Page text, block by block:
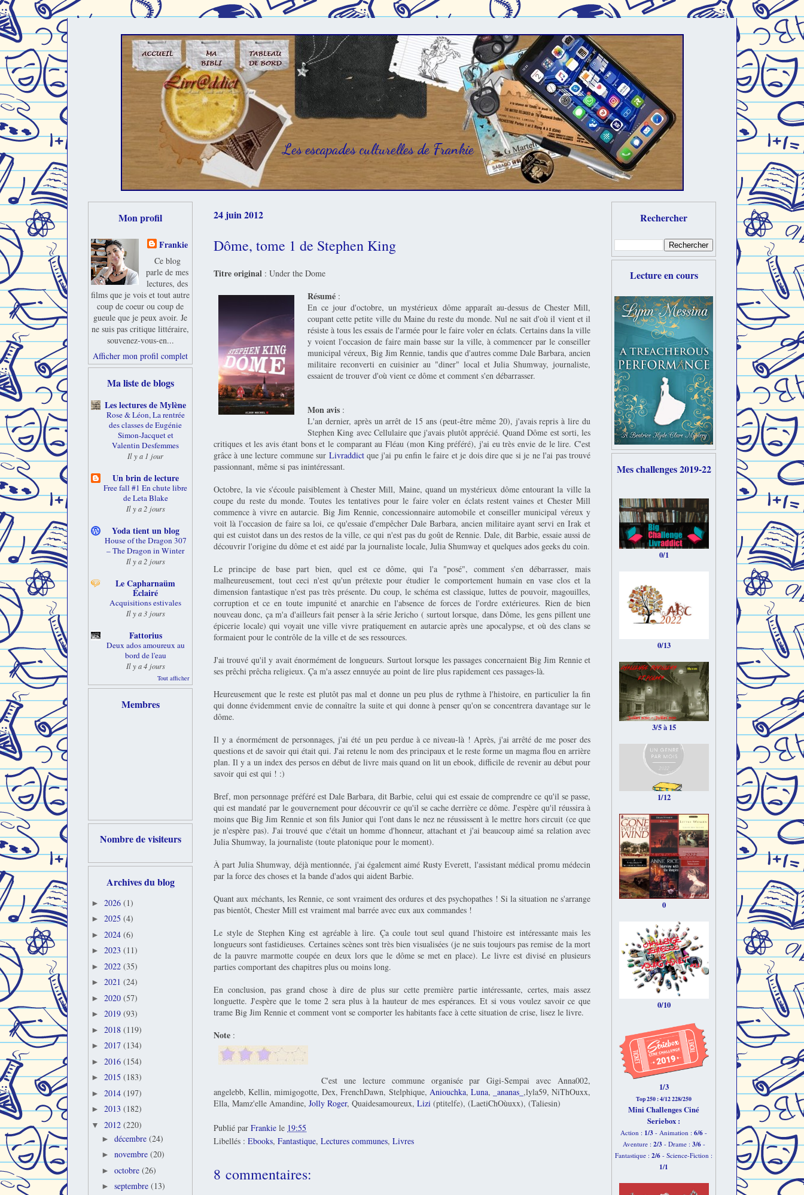
Les escapades culturelles de Frankie
24 juin 2012
Dôme, tome 1 de Stephen King
Titre original : Under the Dome
Résumé :
En ce jour d'octobre, un mystérieux dôme apparaît au-dessus de Chester Mill,
coupant cette petite ville du Maine du reste du monde. Nul ne sait d'où il vient et il
résiste à tous les essais de l'armée pour le faire voler en éclats. Certains dans la ville
y voient l'occasion de faire main basse sur la ville, à commencer par le conseiller
municipal véreux, Big Jim Rennie, tandis que d'autres comme Dale Barbara, ancien
militaire reconverti en cuisinier au "diner" local et Julia Shumway, journaliste,
essaient de trouver d'où vient ce dôme et comment s'en débarrasser.
Mon avis :
L'an dernier, après un arrêt de 15 ans (peut-être même 20), j'avais repris à lire du
Stephen King avec Cellulaire que j'avais plutôt apprécié. Quand Dôme est sorti, les
critiques et les avis étant bons et le comparant au Fléau (mon King préféré), j'ai eu très envie de le lire. C'est
grâce à une lecture commune sur Livraddictque j'ai pu enfin le faire et je dois dire que si je ne l'ai pas trouvé
passionnant, même si pas inintéressant.
Octobre, la vie s'écoule paisiblement à Chester Mill, Maine, quand un mystérieux dôme entourant la ville la
coupe du reste du monde. Toutes les tentatives pour le faire voler en éclats restent vaines et Chester Mill
commence à vivre en autarcie. Big Jim Rennie, concessionnaire automobile et conseiller municipal véreux y
voit là l'occasion de faire sa loi, ce qu'essaie d'empêcher Dale Barbara, ancien militaire ayant servi en Irak et
qui est cuistot dans un des restos de la ville, ce qui n'est pas du goût de Rennie. Dale, dit Barbie, essaie aussi de
découvrir l'origine du dôme et est aidé par la journaliste locale, Julia Shumway et quelques ados geeks du coin.
Le principe de base part bien, quel est ce dôme, qui l'a "posé", comment s'en débarrasser, mais
malheureusement, tout ceci n'est qu'un prétexte pour étudier le comportement humain en vase clos et la
dimension fantastique n'est pas très présente. Du coup, le schéma est classique, luttes de pouvoir, magouilles,
corruption et ce en toute impunité et anarchie en l'absence de forces de l'ordre extérieures. Rien de bien
nouveau donc, ça m'a d'ailleurs fait penser à la série Jericho ( surtout lorsque, dans Dôme, les gens pillent une
épicerie locale) qui voyait une ville vivre pratiquement en autarcie après une apocalypse, et où des clans se
formaient pour le contrôle de la ville et de ses ressources.
J'ai trouvé qu'il y avait énormément de longueurs. Surtout lorsque les passages concernaient Big Jim Rennie et
ses prêchi prêcha religieux. Ça m'a assez ennuyée au point de lire plus rapidement ces passages-là.
Heureusement que le reste est plutôt pas mal et donne un peu plus de rythme à l'histoire, en particulier la fin
qui donne évidemment envie de connaître la suite et qui donne à penser qu'on se concentrera davantage sur le
dôme.
Il y a énormément de personnages, j'ai été un peu perdue à ce niveau-là ! Après, j'ai arrêté de me poser des
questions et de savoir qui était qui. J'ai retenu le nom des principaux et le reste forme un magma flou en arrière
plan. Il y a un index des persos en début de livre mais quand on lit un ebook, difficile de revenir au début pour
savoir qui est qui ! :)
Bref, mon personnage préféré est Dale Barbara, dit Barbie, celui qui est essaie de comprendre ce qu'il se passe,
qui est mandaté par le gouvernement pour découvrir ce qu'il se cache derrière ce dôme. J'espère qu'il réussira à
moins que Big Jim Rennie et son fils Junior qui l'ont dans le nez ne réussissent à le mettre hors circuit (ce que
je n'espère pas). J'ai trouvé que c'était un homme d'honneur, attachant et j'ai beaucoup aimé sa relation avec
Julia Shumway, la journaliste (toute platonique pour le moment).
À part Julia Shumway, déjà mentionnée, j'ai également aimé Rusty Everett, l'assistant médical promu médecin
par la force des choses et la bande d'ados qui aident Barbie.
Quant aux méchants, les Rennie, ce sont vraiment des ordures et des psychopathes ! Si la situation ne s'arrange
pas bientôt, Chester Mill est vraiment mal barrée avec eux aux commandes !
Le style de Stephen King est agréable à lire. Ça coule tout seul quand l'histoire est intéressante mais les
longueurs sont fastidieuses. Certaines scènes sont très bien visualisées (je ne suis toujours pas remise de la mort
de la pauvre marmotte coupée en deux lors que le dôme se met en place). Le livre est divisé en plusieurs
parties comportant des chapitres plus ou moins long.
En conclusion, pas grand chose à dire de plus sur cette première partie intéressante, certes, mais assez
longuette. J'espère que le tome 2 sera plus à la hauteur de mes espérances. Et si vous voulez savoir ce que
trame Big Jim Rennie et comment vont se comporter les habitants face à cette situation de crise, lisez le livre.
Note :
C'est une lecture commune organisée par Gigi-Sempai avec Anna002,
angelebb, Kellin, mimigogotte, Dex, FrenchDawn, Stelphique, Aniouchka, Luna, _ananas_ ,lyla59, NiThOuxx,
Ella, Mamz'elle Amandine, Jolly Roger, Quaidesamoureux, Lizi (ptitelfe), (LaetiChOùuxx), (Taliesin)
Publié par Frankie le 19:55
Libellés : Ebooks, Fantastique, Lectures communes, Livres
8 commentaires:
Mon profil
Frankie
Ce blog
parle de mes
lectures, des
films que je vois et tout autre
coup de coeur ou coup de
gueule que je peux avoir. Je
ne suis pas critique littéraire,
souvenez-vous-en...
Afficher mon profil complet
Ma liste de blogs
Les lectures de Mylène
Rose & Léon, La rentrée
des classes de Eugénie
Simon-Jacquet et
Valentin Desfemmes
Il y a 1 jour
Un brin de lecture
Free fall #1 En chute libre
de Leta Blake
Il y a 2 jours
Yoda tient un blog
House of the Dragon 307
– The Dragon in Winter
Il y a 2 jours
Le Capharnaüm
Éclairé
Acquisitions estivales
Il y a 3 jours
Fattorius
Deux ados amoureux au
bord de l'eau
Il y a 4 jours
Tout afficher
Membres
Nombre de visiteurs
Archives du blog
► 2026 (1)
► 2025 (4)
► 2024 (6)
► 2023 (11)
► 2022 (35)
► 2021 (24)
► 2020 (57)
► 2019 (93)
► 2018 (119)
► 2017 (134)
► 2016 (154)
► 2015 (183)
► 2014 (197)
► 2013 (182)
▼ 2012 (220)
► décembre (24)
► novembre (20)
► octobre (26)
► septembre (13)
Rechercher
Lecture en cours
Mes challenges 2019-22
0/1
0/13
3/5 à 15
1/12
0
0/10
1/3
Top 250 : 4/12 228/250
Mini Challenges Ciné
Seriebox :
Action : 1/3 - Animation : 6/6 -
Aventure : 2/3- Drame : 3/6-
Fantastique : 2/6 - Science-Fiction :
1/1